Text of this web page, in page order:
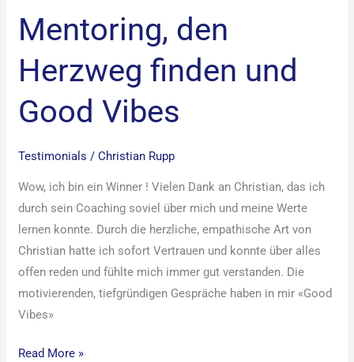
Mentoring, den
Herzweg finden und
Good Vibes
Testimonials /Christian Rupp
Wow, ich bin ein Winner ! Vielen Dank an Christian, das ich
durch sein Coaching soviel über mich und meine Werte
lernen konnte. Durch die herzliche, empathische Art von
Christian hatte ich sofort Vertrauen und konnte über alles
offen reden und fühlte mich immer gut verstanden. Die
motivierenden, tiefgründigen Gespräche haben in mir «Good
Vibes»
Read More »